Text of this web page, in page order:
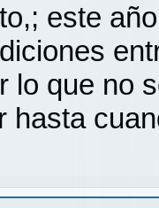
este
lo que no
hasta